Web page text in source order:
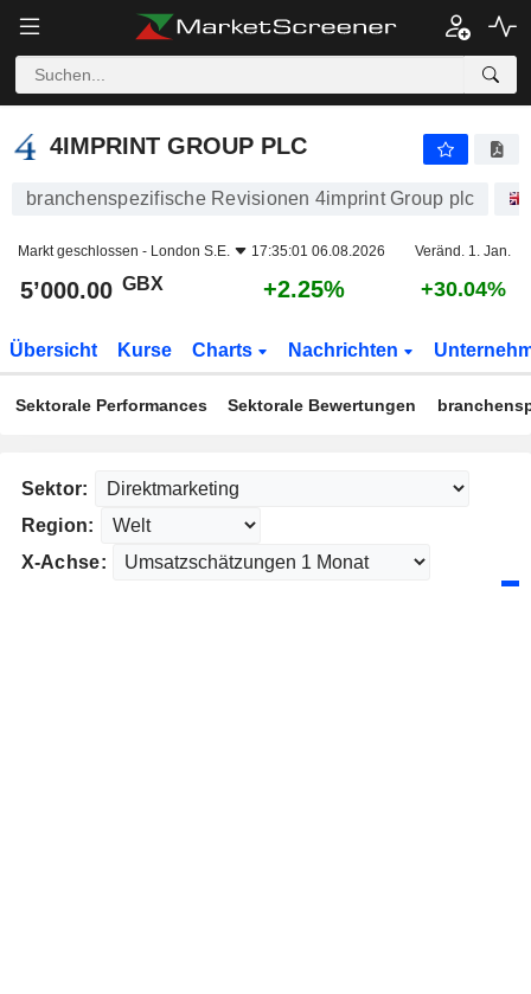
4IMPRINT GROUP PLC
4IMPRINT GROUP PLC
branchenspezifische Revisionen 4imprint Group plc
Markt geschlossen - London S.E. 17:35:01 06.08.2026 Veränd. 1. Jan.
5’000.00 GBX +2.25% +30.04%
Übersicht Kurse Charts Nachrichten
Sektorale Performances Sektorale Bewertungen
Sektor:
Region:
X-Achse: